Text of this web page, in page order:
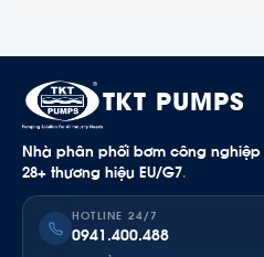
TKT PUMPS
Nhà phân phối bơm công nghiệp
28+ thương hiệu EU/G7.
HOTLINE 24/7
0941.400.488